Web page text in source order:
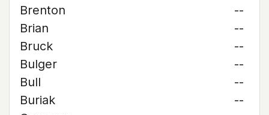
Brenton
--
Brian
--
Bruck
--
Bulger
--
Bull
--
Buriak
--